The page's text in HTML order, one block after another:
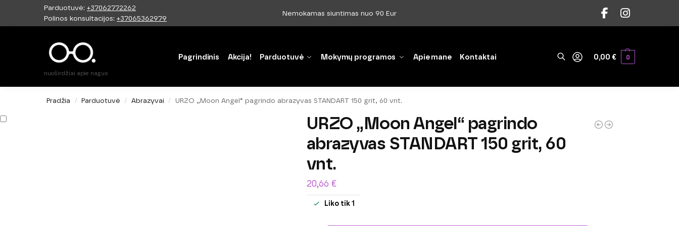
Parduotuvė: +37062772262
Polinos konsultacijos: +37065362979
Nemokamas siuntimas nuo 90 Eur
nuoširdžiai apie nagus
Pagrindinis Akcija! Parduotuvė Mokymų programos Apie mane Kontaktai
Paieška
0,00 € 0
Pradžia / Parduotuvė / Abrazyvai / URZO „Moon Angel“ pagrindo abrazyvas STANDART 150 grit, 60 vnt.
URZO „Moon Angel“ pagrindo
abrazyvas STANDART 150 grit, 60
vnt.
20,66 €
Liko tik 1